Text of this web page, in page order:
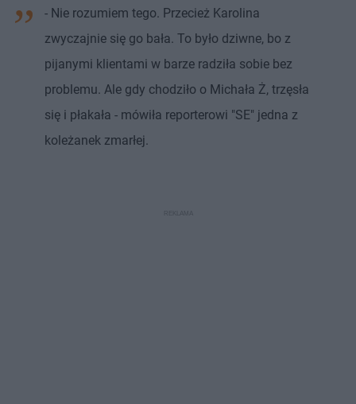
- Nie rozumiem tego. Przecież Karolina
zwyczajnie się go bała. To było dziwne, bo z
pijanymi klientami w barze radziła sobie bez
problemu. Ale gdy chodziło o Michała Ż, trzęsła
się i płakała - mówiła reporterowi "SE" jedna z
koleżanek zmarłej.